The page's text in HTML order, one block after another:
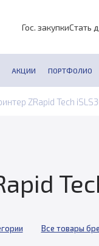
Гос. закупкиСтать
АКЦИИ ПОРТФОЛИО
ZRapid Tech
Все товары